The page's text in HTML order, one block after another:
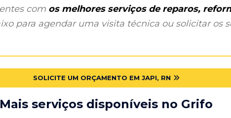
com os melhores serviços de reparos,
para agendar uma visita técnica ou solicitar os
SOLICITE UM ORÇAMENTO EM JAPI, RN
Mais serviços disponíveis no Grifo